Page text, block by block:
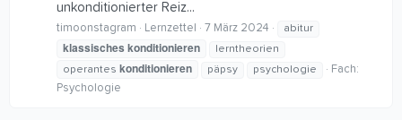
unkonditionierter Reiz...
timoonstagram Lernzettel 7 März 2024 abitur
klassisches konditionieren
lerntheorien
operantes konditionieren päpsy psychologie
Fach:
Psychologie